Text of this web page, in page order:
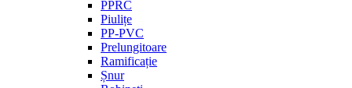
PPRC
Piulițe
PP-PVC
Prelungitoare
Ramificație
Șnur